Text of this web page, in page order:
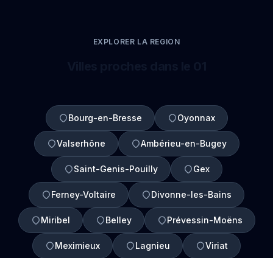
EXPLORER LA REGION
Bourg-en-Bresse Oyonnax
Valserhône Ambérieu-en-Bugey
Saint-Genis-Pouilly Gex
Ferney-Voltaire Divonne-les-Bains
Miribel Belley Prévessin-Moëns
Meximieux Lagnieu Viriat